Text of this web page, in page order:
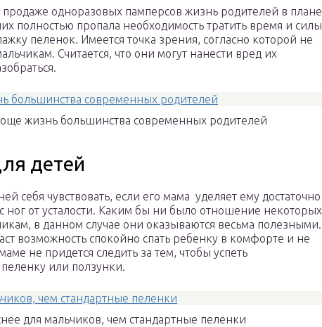
одноразовых памперсов жизнь родителей в плане
полностью пропала необходимость тратить время и силы
пеленок. Имеется точка зрения, согласно которой не
Считается, что они могут нанести вред их
жизнь большинства современных родителей
детей
себя чувствовать, если его мама уделяет ему достаточно
ног от усталости. Каким бы ни было отношение некоторых
в данном случае они оказываются весьма полезными.
возможность спокойно спать ребенку в комфорте и не
не придется следить за тем, чтобы успеть
или ползунки.
для мальчиков, чем стандартные пеленки